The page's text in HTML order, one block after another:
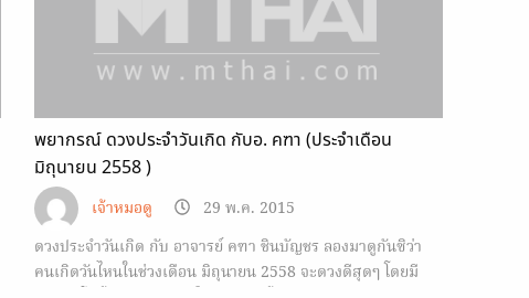
พยากรณ์ ดวงประจำวันเกิด กับอ. คฑา (ประจำเดือน
มิถุนายน 2558 )
เจ้าหมอดู
29 พ.ค. 2015
ดวงประจำวันเกิด กับ อาจารย์ คฑา ชินบัญชร ลองมาดูกันซิว่า
คนเกิดวันไหนในช่วงเดือน มิถุนายน 2558 จะดวงดีสุดๆ โดยมี